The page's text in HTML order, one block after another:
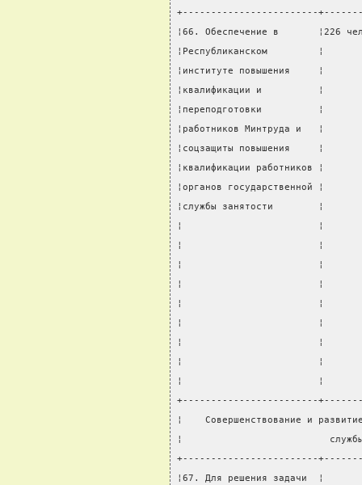
+------------------------
¦66. Обеспечение в       ¦226
¦Республиканском         ¦
¦институте повышения
¦квалификации и          ¦
¦переподготовки          ¦
¦работников Минтруда и
¦соцзащиты повышения
¦квалификации
¦органов государственной
¦службы занятости        ¦
¦                        ¦
¦                        ¦
¦                        ¦
¦                        ¦
¦                        ¦
¦                        ¦
¦                        ¦
¦                        ¦
¦                        ¦
+------------------------
¦    Совершенствование и
¦
+------------------------
¦67. Для решения задачи  ¦